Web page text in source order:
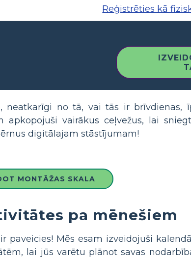
Reģistrēties kā
neatkarīgi no tā, vai tās ir brīvdienas,
apkopojuši vairākus ceļvežus, lai
digitālajam stāstījumam!
MONTĀŽAS SKALA
pa mēnešiem
Mēs esam izveidojuši
lai jūs varētu plānot savas